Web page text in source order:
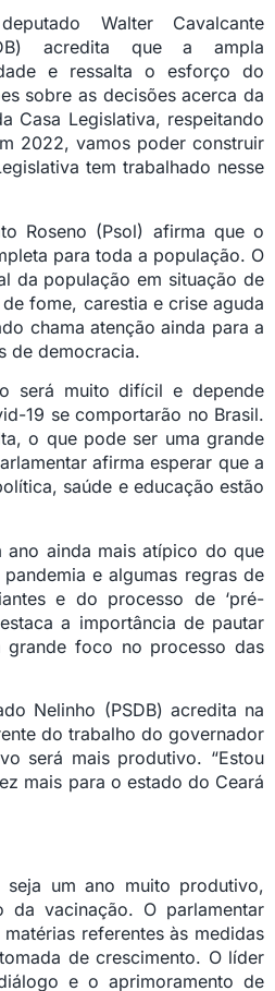
Walter Cavalcante
acredita que a ampla
e ressalta o esforço do
sobre as decisões acerca da
Casa Legislativa, respeitando
2022, vamos poder construir
tem trabalhado nesse
Roseno (Psol) afirma que o
para toda a população. O
da população em situação de
fome, carestia e crise aguda
chama atenção ainda para a
de democracia.
será muito difícil e depende
19 se comportarão no Brasil.
o que pode ser uma grande
afirma esperar que a
saúde e educação estão
ano ainda mais atípico do que
e algumas regras de
e do processo de ‘pré-
a importância de pautar
grande foco no processo das
Nelinho (PSDB) acredita na
do trabalho do governador
será mais produtivo. “Estou
mais para o estado do Ceará
um ano muito produtivo,
da vacinação. O parlamentar
referentes às medidas
de crescimento. O líder
e o aprimoramento de